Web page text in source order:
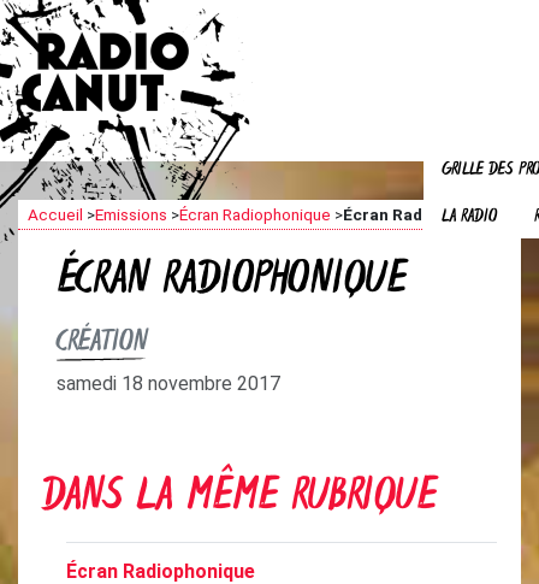
GRILLE DES
LA RADIO
Accueil >Emissions >Écran Radiophonique >Écran Radiophonique
ÉCRAN RADIOPHONIQUE
CRÉATION
samedi 18 novembre 2017
DANS LA MÊME RUBRIQUE
Écran Radiophonique